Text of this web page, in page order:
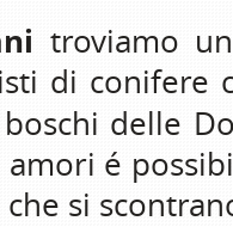
troviamo
di conifere
delle
amori é
si